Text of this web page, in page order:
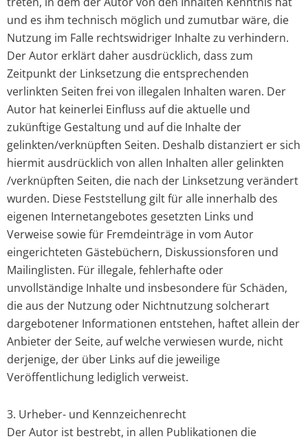
und es ihm technisch möglich und zumutbar wäre, die
Nutzung im Falle rechtswidriger Inhalte zu verhindern.
Der Autor erklärt daher ausdrücklich, dass zum
Zeitpunkt der Linksetzung die entsprechenden
verlinkten Seiten frei von illegalen Inhalten waren. Der
Autor hat keinerlei Einfluss auf die aktuelle und
zukünftige Gestaltung und auf die Inhalte der
gelinkten/verknüpften Seiten. Deshalb distanziert er sich
hiermit ausdrücklich von allen Inhalten aller gelinkten
/verknüpften Seiten, die nach der Linksetzung verändert
wurden. Diese Feststellung gilt für alle innerhalb des
eigenen Internetangebotes gesetzten Links und
Verweise sowie für Fremdeinträge in vom Autor
eingerichteten Gästebüchern, Diskussionsforen und
Mailinglisten. Für illegale, fehlerhafte oder
unvollständige Inhalte und insbesondere für Schäden,
die aus der Nutzung oder Nichtnutzung solcherart
dargebotener Informationen entstehen, haftet allein der
Anbieter der Seite, auf welche verwiesen wurde, nicht
derjenige, der über Links auf die jeweilige
Veröffentlichung lediglich verweist.
3. Urheber- und Kennzeichenrecht
Der Autor ist bestrebt, in allen Publikationen die